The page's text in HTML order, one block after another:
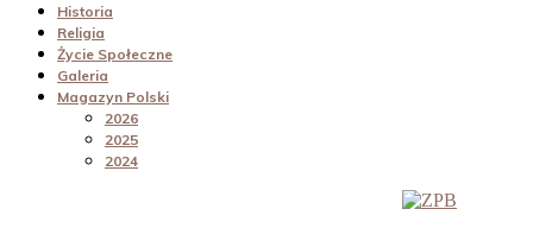
Historia
Religia
Życie Społeczne
Galeria
Magazyn Polski
2026
2025
2024